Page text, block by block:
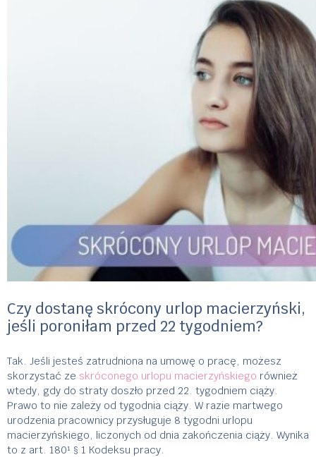
Czy dostanę skrócony urlop macierzyński,
jeśli poroniłam przed 22 tygodniem?
Tak. Jeśli jesteś zatrudniona na umowę o pracę, możesz
skorzystać ze skróconego urlopu macierzyńskiego również
wtedy, gdy do straty doszło przed 22. tygodniem ciąży.
Prawo to nie zależy od tygodnia ciąży. W razie martwego
urodzenia pracownicy przysługuje 8 tygodni urlopu
macierzyńskiego, liczonych od dnia zakończenia ciąży. Wynika
to z art. 180¹ § 1 Kodeksu pracy.